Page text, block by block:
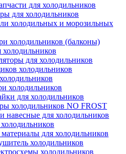
для холодильников
для холодильников
холодильных и морозильных
холодильников (балконы)
для холодильников
холодильников
холодильников
для холодильников
холодильников NO FROST
навесные для холодильников
для холодильников
холодильников
холодильников